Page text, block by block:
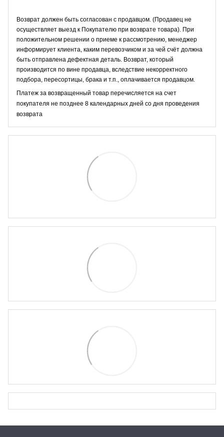
Возврат должен быть согласован с продавцом. (Продавец не
осуществляет выезд к Покупателю при возврате товара). При
положительном решении о приеме к рассмотрению, менеджер
информирует клиента, каким перевозчиком и за чей счёт должна
быть отправлена дефектная деталь. Возврат, который
производится по вине продавца, вследствие некорректного
подбора, пересортицы, брака и т.п., оплачивается продавцом.
Платеж за возвращенный товар перечисляется на счет
покупателя не позднее 8 календарных дней со дня проведения
возврата